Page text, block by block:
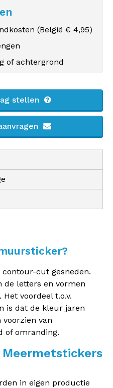
(België € 4,95)
of achtergrond
stellen
cut gesneden.
de letters en vormen
voordeel t.o.v.
is dat de kleur jaren
van
of omranding.
in eigen productie